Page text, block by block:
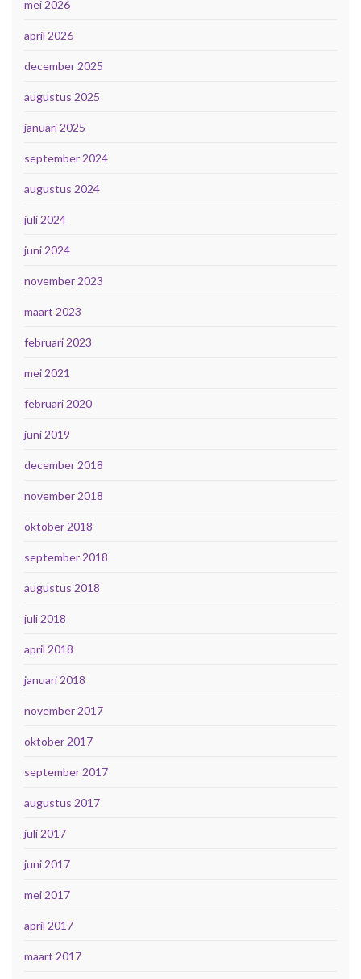
mei 2026
april 2026
december 2025
augustus 2025
januari 2025
september 2024
augustus 2024
juli 2024
juni 2024
november 2023
maart 2023
februari 2023
mei 2021
februari 2020
juni 2019
december 2018
november 2018
oktober 2018
september 2018
augustus 2018
juli 2018
april 2018
januari 2018
november 2017
oktober 2017
september 2017
augustus 2017
juli 2017
juni 2017
mei 2017
april 2017
maart 2017